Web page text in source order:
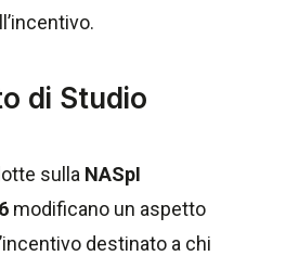
di Studio
sulla NASpI
modificano un aspetto
destinato a chi